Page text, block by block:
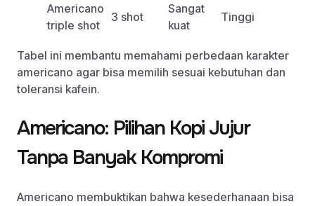
Americano
triple shot
3 shot
Sangat
kuat
Tinggi
Tabel ini membantu memahami perbedaan karakter
americano agar bisa memilih sesuai kebutuhan dan
toleransi kafein.
Americano: Pilihan Kopi Jujur
Tanpa Banyak Kompromi
Americano membuktikan bahwa kesederhanaan bisa